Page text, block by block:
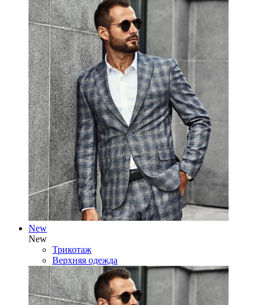
New
New
Трикотаж
Верхняя одежда